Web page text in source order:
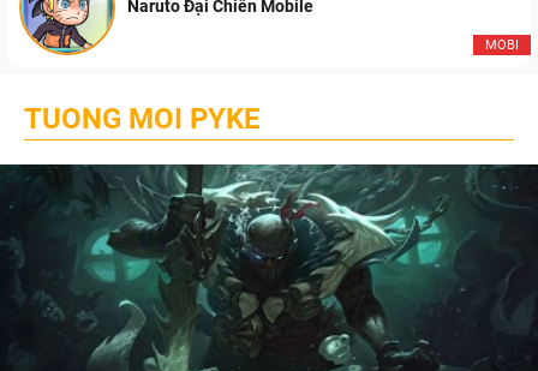
MOBI
Naruto Đại Chiến Mobile
TUONG MOI PYKE